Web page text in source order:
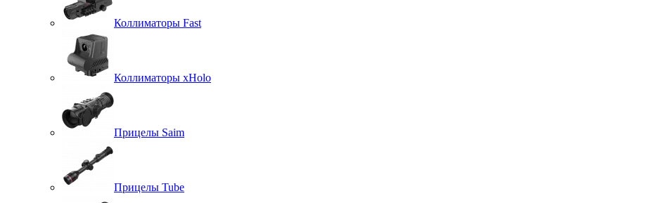
Коллиматоры Fast
Коллиматоры xHolo
Прицелы Saim
Прицелы Tube